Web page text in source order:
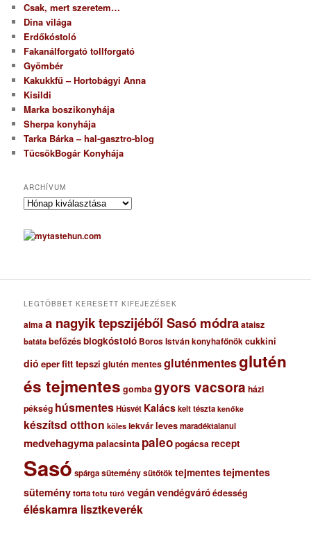
Csak, mert szeretem…
Dina világa
Erdőkóstoló
Fakanálforgató tollforgató
Gyömbér
Kakukkfű – Hortobágyi Anna
Kisildi
Marka boszikonyhája
Sherpa konyhája
Tarka Bárka – hal-gasztro-blog
TücsökBogár Konyhája
ARCHÍVUM
A
c
h
u
LEGTÖBBET KERESETT KIFEJEZÉSEK
almaa nagyik tepszijéből Sasó módraataisz
batáta befőzésblogkóstoló Boros István konyhafőnökcukkini
dió eperfitt tepszi glutén mentesgluténmentesglutén
és tejmentes gombagyors vacsora házi
pékség húsmentesHúsvét Kalácskelt tészta kenőke
készítsd otthon köles lekvárlevesmaradéktalanul
medvehagymapalacsinta paleopogácsarecept
Sasó spárgasüteménysütőtöktejmentestejmentes
süteménytorta totu túró vegánvendégváróédesség
éléskamra lisztkeverék